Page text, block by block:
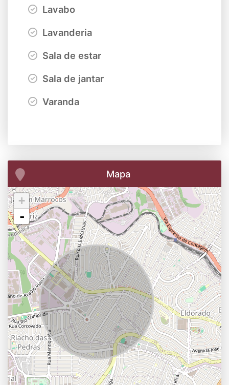
Lavabo
Lavanderia
Sala de estar
Sala de jantar
Varanda
Mapa
+
-